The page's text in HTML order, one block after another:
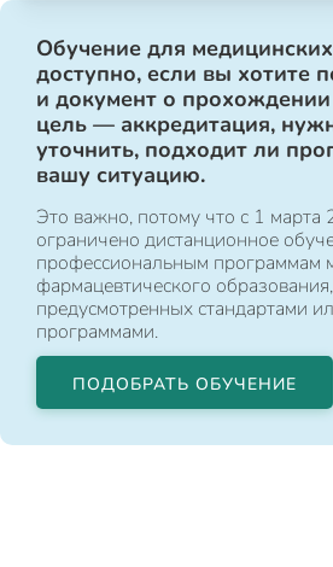
Обучение для
доступно, если вы хотите
и документ о прохождении
цель — аккредитация,
уточнить, подходит ли
вашу ситуацию.
Это важно, потому что с 1 марта
ограничено дистанционное
профессиональным программам
фармацевтического
предусмотренных стандартами
программами.
ПОДОБРАТЬ ОБУЧЕНИЕ